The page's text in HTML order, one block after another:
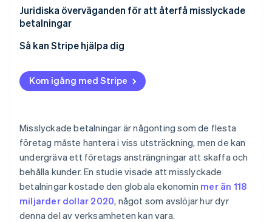
Ytterligare faktorer
Automatiska e-postpåminnelser
Flera betalningskanaler
Enkla alternativ för betalningsuppdatering
Flexibla betalningsalternativ
Incitament för snabb betalning
Juridiska överväganden för att återfå misslyckade
betalningar
Så kan Stripe hjälpa dig
Förhindra misslyckade betalningar
Åtgärda misslyckade betalningar
Kom igång med Stripe
Misslyckade betalningar är någonting som de flesta
företag måste hantera i viss utsträckning, men de kan
undergräva ett företags ansträngningar att skaffa och
behålla kunder. En studie visade att misslyckade
betalningar kostade den globala ekonomin mer än 118
miljarder dollar 2020, något som avslöjar hur dyr
denna del av verksamheten kan vara.